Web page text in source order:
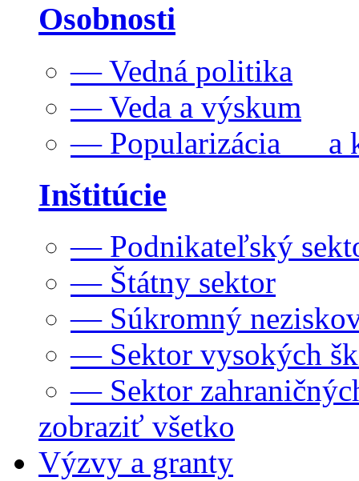
Osobnosti
— Vedná politika
— Veda a výskum
— Popularizácia a
Inštitúcie
— Podnikateľský
— Štátny sektor
— Súkromný
— Sektor vysokých
— Sektor
zobraziť všetko
Výzvy a granty